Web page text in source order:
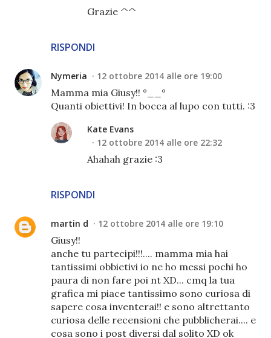
RISPONDI
Grazie ^^
Nymeria 12 ottobre 2014 alle ore 19:00
Mamma mia Giusy!! °__°
Quanti obiettivi! In bocca al lupo con tutti. :3
RISPONDI
Kate Evans
12 ottobre 2014 alle ore 22:32
Ahahah grazie :3
martin d 12 ottobre 2014 alle ore 19:10
Giusy!!
anche tu partecipi!!!.... mamma mia hai
tantissimi obbietivi io ne ho messi pochi ho
paura di non fare poi nt XD... cmq la tua
grafica mi piace tantissimo sono curiosa di
sapere cosa inventerai!! e sono altrettanto
curiosa delle recensioni che pubblicherai.... e
cosa sono i post diversi dal solito XD ok